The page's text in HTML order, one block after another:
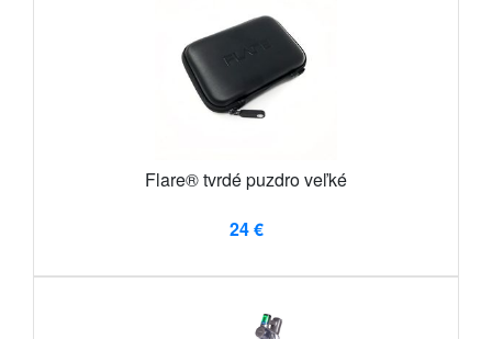
Flare® tvrdé puzdro veľké
24 €